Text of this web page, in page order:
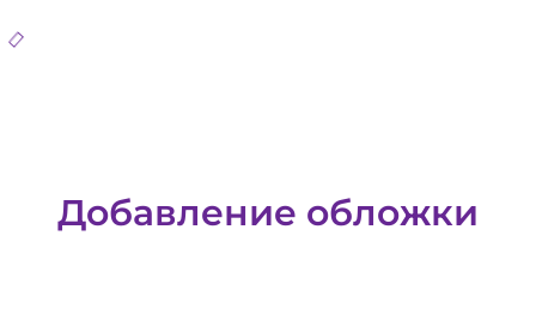
Добавление обложки